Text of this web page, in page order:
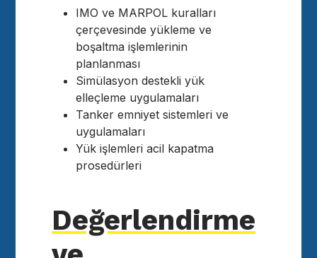
IMO ve MARPOL kuralları
çerçevesinde yükleme ve
boşaltma işlemlerinin
planlanması
Simülasyon destekli yük
elleçleme uygulamaları
Tanker emniyet sistemleri ve
uygulamaları
Yük işlemleri acil kapatma
prosedürleri
Değerlendirme